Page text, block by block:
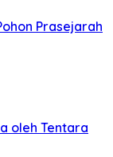
Prasejarah
oleh Tentara